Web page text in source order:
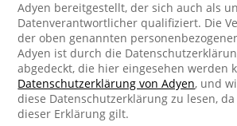
Adyen bereitgestellt, der sich auch als
Datenverantwortlicher qualifiziert. Die
der oben genannten
Adyen ist durch die
abgedeckt, die hier eingesehen werden
Datenschutzerklärung von Adyen, und
diese Datenschutzerklärung zu lesen,
dieser Erklärung gilt.